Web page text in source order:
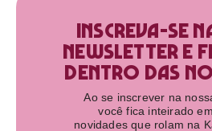
Inscreva-se
newsletter e
dentro das
Ao se inscrever na
você fica inteirado
novidades que rolam na